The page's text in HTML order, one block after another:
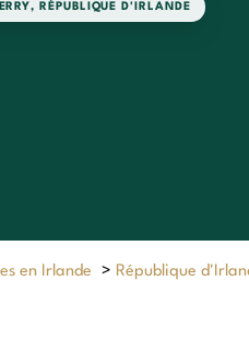
, RÉPUBLIQUE D'IRLANDE
en Irlande > République